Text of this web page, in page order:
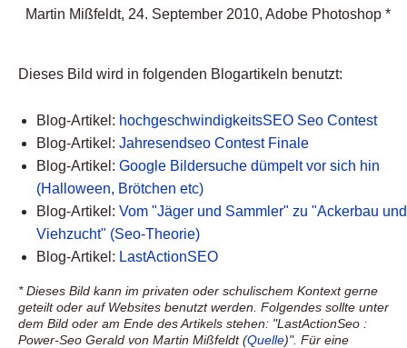
Martin Mißfeldt, 24. September 2010, Adobe Photoshop *
Dieses Bild wird in folgenden Blogartikeln benutzt:
Blog-Artikel: hochgeschwindigkeitsSEO Seo Contest
Blog-Artikel: Jahresendseo Contest Finale
Blog-Artikel: Google Bildersuche dümpelt vor sich hin
(Halloween, Brötchen etc)
Blog-Artikel: Vom "Jäger und Sammler" zu "Ackerbau und
Viehzucht" (Seo-Theorie)
Blog-Artikel: LastActionSEO
* Dieses Bild kann im privaten oder schulischem Kontext gerne
geteilt oder auf Websites benutzt werden. Folgendes sollte unter
dem Bild oder am Ende des Artikels stehen: "LastActionSeo :
Power-Seo Gerald von Martin Mißfeldt (Quelle)". Für eine